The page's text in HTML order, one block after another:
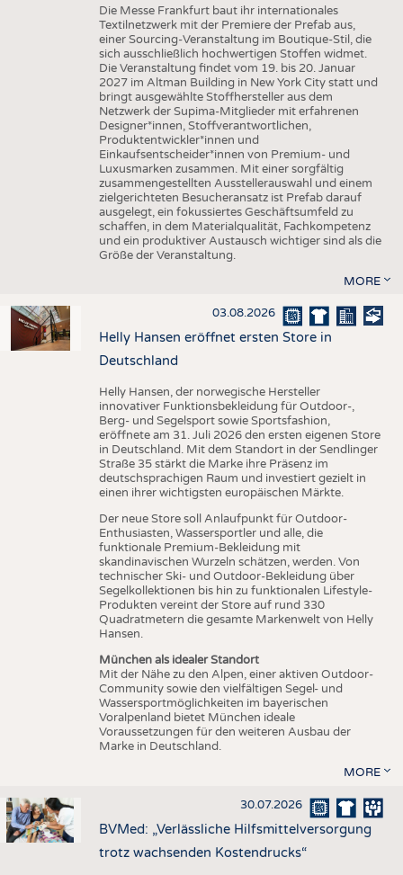
Die Messe Frankfurt baut ihr internationales
Textilnetzwerk mit der Premiere der Prefab aus,
einer Sourcing-Veranstaltung im Boutique-Stil, die
sich ausschließlich hochwertigen Stoffen widmet.
Die Veranstaltung findet vom 19. bis 20. Januar
2027 im Altman Building in New York City statt und
bringt ausgewählte Stoffhersteller aus dem
Netzwerk der Supima-Mitglieder mit erfahrenen
Designer*innen, Stoffverantwortlichen,
Produktentwickler*innen und
Einkaufsentscheider*innen von Premium- und
Luxusmarken zusammen. Mit einer sorgfältig
zusammengestellten Ausstellerauswahl und einem
zielgerichteten Besucheransatz ist Prefab darauf
ausgelegt, ein fokussiertes Geschäftsumfeld zu
schaffen, in dem Materialqualität, Fachkompetenz
und ein produktiver Austausch wichtiger sind als die
Größe der Veranstaltung.
MORE
03.08.2026
Helly Hansen eröffnet ersten Store in
Deutschland
Helly Hansen, der norwegische Hersteller
innovativer Funktionsbekleidung für Outdoor-,
Berg- und Segelsport sowie Sportsfashion,
eröffnete am 31. Juli 2026 den ersten eigenen Store
in Deutschland. Mit dem Standort in der Sendlinger
Straße 35 stärkt die Marke ihre Präsenz im
deutschsprachigen Raum und investiert gezielt in
einen ihrer wichtigsten europäischen Märkte.
Der neue Store soll Anlaufpunkt für Outdoor-
Enthusiasten, Wassersportler und alle, die
funktionale Premium-Bekleidung mit
skandinavischen Wurzeln schätzen, werden. Von
technischer Ski- und Outdoor-Bekleidung über
Segelkollektionen bis hin zu funktionalen Lifestyle-
Produkten vereint der Store auf rund 330
Quadratmetern die gesamte Markenwelt von Helly
Hansen.
München als idealer Standort
Mit der Nähe zu den Alpen, einer aktiven Outdoor-
Community sowie den vielfältigen Segel- und
Wassersportmöglichkeiten im bayerischen
Voralpenland bietet München ideale
Voraussetzungen für den weiteren Ausbau der
Marke in Deutschland.
MORE
30.07.2026
BVMed: „Verlässliche Hilfsmittelversorgung
trotz wachsenden Kostendrucks“